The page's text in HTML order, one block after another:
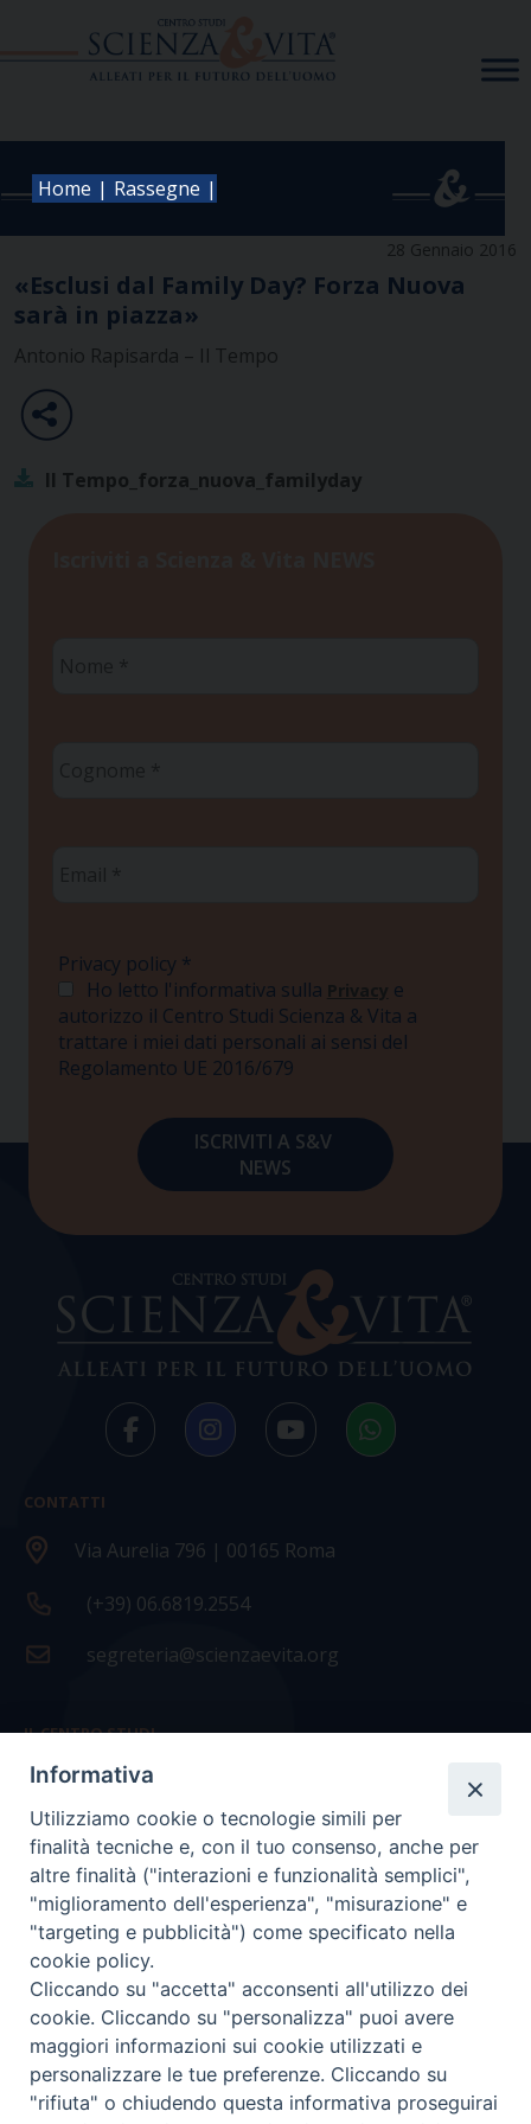
Home | Rassegne |
28 Gennaio 2016
«Esclusi dal Family Day? Forza Nuova
sarà in piazza»
Antonio Rapisarda – Il Tempo
Il Tempo_forza_nuova_familyday
Privacy policy *
Ho letto l'informativa sulla Privacy e
autorizzo il Centro Studi Scienza & Vita a
trattare i miei dati personali ai sensi del
Regolamento UE 2016/679
CONTATTI
Via Aurelia 796 | 00165 Roma
(+39) 06.6819.2554
segreteria@scienzaevita.org
IL CENTRO STUDI
La nostra storia
Statuto
Presidenza e ufficio presidenza
Consiglio scientifico
Coordinamento nazionale
COPYRIGHT Scienza & Vita - C.F96600690588- Tutti i
Informativa
Utilizziamo cookie o tecnologie simili per
finalità tecniche e, con il tuo consenso, anche per
altre finalità ("interazioni e funzionalità semplici",
"miglioramento dell'esperienza", "misurazione" e
"targeting e pubblicità") come specificato nella
cookie policy.
Cliccando su "accetta" acconsenti all'utilizzo dei
cookie. Cliccando su "personalizza" puoi avere
maggiori informazioni sui cookie utilizzati e
personalizzare le tue preferenze. Cliccando su
"rifiuta" o chiudendo questa informativa proseguirai